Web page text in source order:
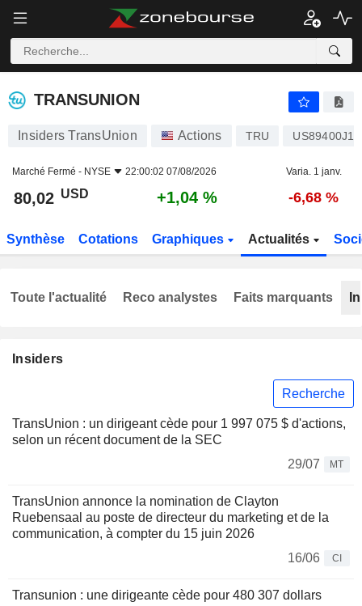
TRANSUNION
TRANSUNION
Insiders TransUnion Actions TRU
Marché Fermé - NYSE 22:00:02 07/08/2026 Varia. 1 janv.
80,02 USD +1,04 % -6,68 %
Synthèse Cotations Graphiques Actualités
Insiders
Recherche
TransUnion : un dirigeant cède pour 1 997 075 $ d'actions,
selon un récent document de la SEC
29/07
MT
TransUnion annonce la nomination de Clayton
Ruebensaal au poste de directeur du marketing et de la
communication, à compter du 15 juin 2026
16/06
CI
Transunion : une dirigeante cède pour 480 307 dollars
Toute l'actualité Reco analystes Faits marquants